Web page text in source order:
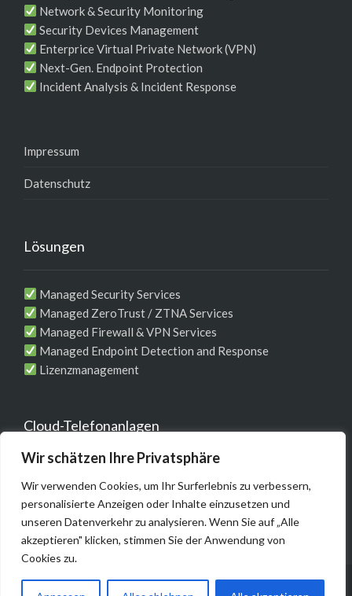
Wir schätzen Ihre Privatsphäre
Wir verwenden Cookies, um Ihr Surferlebnis zu verbessern,
personalisierte Anzeigen oder Inhalte einzusetzen und
unseren Datenverkehr zu analysieren. Wenn Sie auf „Alle
akzeptieren" klicken, stimmen Sie der Anwendung von
Cookies zu.
Network & Security Monitoring
Security Devices Management
Enterprice Virtual Private Network (VPN)
Next-Gen. Endpoint Protection
Incident Analysis & Incident Response
Impressum
Datenschutz
Lösungen
Managed Security Services
Managed ZeroTrust / ZTNA Services
Managed Firewall & VPN Services
Managed Endpoint Detection and Response
Lizenzmanagement
Cloud-Telefonanlagen
MS Teams / WebEX Integrationen